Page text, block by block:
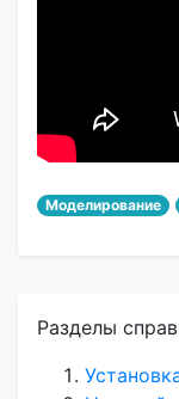
Моделирование
Разделы